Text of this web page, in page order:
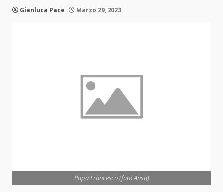
Gianluca Pace Marzo 29, 2023
Papa Francesco (foto Ansa)